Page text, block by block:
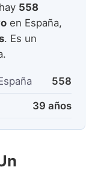
por Z
558
en España,
. Es un
558
39 años